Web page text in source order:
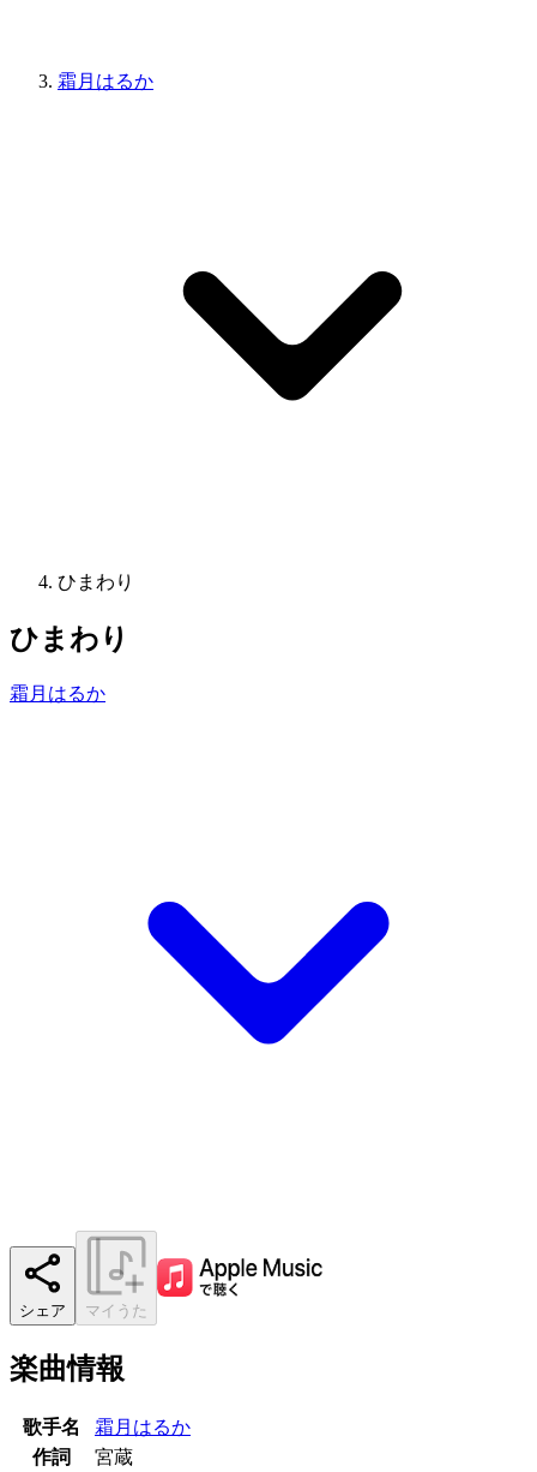
霜月はるか
ひまわり
ひまわり
霜月はるか
シェア マイうた
楽曲情報
歌手名
霜月はるか
作詞
宮蔵